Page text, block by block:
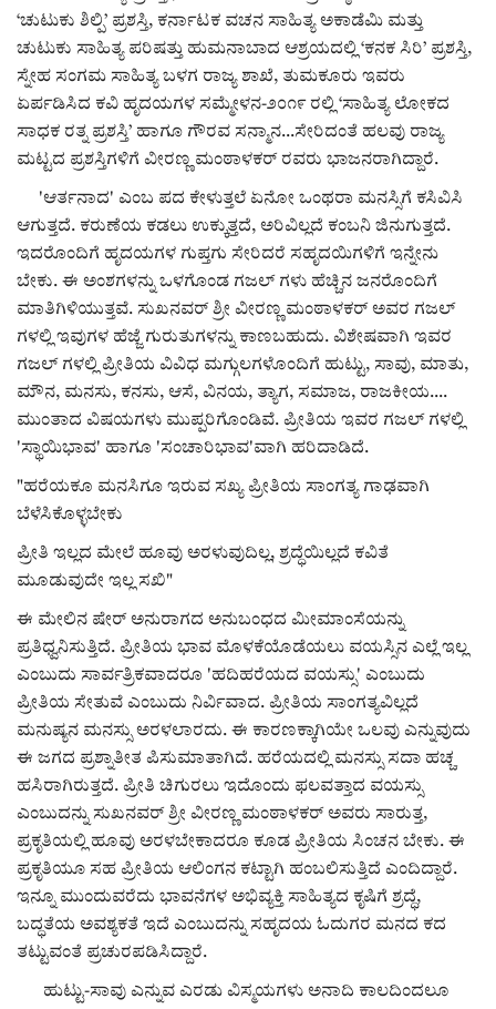
‘ಚುಟುಕು ಶಿಲ್ಪಿ’ ಪ್ರಶಸ್ತಿ, ಕರ್ನಾಟಕ ವಚನ ಸಾಹಿತ್ಯ ಅಕಾಡೆಮಿ ಮತ್ತು
ಚುಟುಕು ಸಾಹಿತ್ಯ ಪರಿಷತ್ತು ಹುಮನಾಬಾದ ಆಶ್ರಯದಲ್ಲಿ ‘ಕನಕ ಸಿರಿ’ ಪ್ರಶಸ್ತಿ,
ಸ್ನೇಹ ಸಂಗಮ ಸಾಹಿತ್ಯ ಬಳಗ ರಾಜ್ಯ ಶಾಖೆ, ತುಮಕೂರು ಇವರು
ಏರ್ಪಡಿಸಿದ ಕವಿ ಹೃದಯಗಳ ಸಮ್ಮೇಳನ-೨೦೧೯ ರಲ್ಲಿ ‘ಸಾಹಿತ್ಯ ಲೋಕದ
ಸಾಧಕ ರತ್ನ ಪ್ರಶಸ್ತಿ’ ಹಾಗೂ ಗೌರವ ಸನ್ಮಾನ...ಸೇರಿದಂತೆ ಹಲವು ರಾಜ್ಯ
ಮಟ್ಟದ ಪ್ರಶಸ್ತಿಗಳಿಗೆ ವೀರಣ್ಣ ಮಂಠಾಳಕರ್ ರವರು ಭಾಜನರಾಗಿದ್ದಾರೆ.
‌‌‌‌‌‌‌'ಆರ್ತನಾದ' ಎಂಬ ಪದ ಕೇಳುತ್ತಲೆ ಏನೋ ಒಂಥರಾ ಮನಸ್ಸಿಗೆ ಕಸಿವಿಸಿ
ಆಗುತ್ತದೆ. ಕರುಣೆಯ ಕಡಲು ಉಕ್ಕುತ್ತದೆ, ಅರಿವಿಲ್ಲದೆ ಕಂಬನಿ ಜಿನುಗುತ್ತದೆ.
ಇದರೊಂದಿಗೆ ಹೃದಯಗಳ ಗುಪ್ತಗು ಸೇರಿದರೆ ಸಹೃದಯಿಗಳಿಗೆ ಇನ್ನೇನು
ಬೇಕು. ಈ ಅಂಶಗಳನ್ನು ಒಳಗೊಂಡ ಗಜಲ್ ಗಳು ಹೆಚ್ಚಿನ ಜನರೊಂದಿಗೆ
ಮಾತಿಗಿಳಿಯುತ್ತವೆ. ಸುಖನವರ್ ಶ್ರೀ ವೀರಣ್ಣ ಮಂಠಾಳಕರ್ ಅವರ ಗಜಲ್
ಗಳಲ್ಲಿ ಇವುಗಳ ಹೆಜ್ಜೆ ಗುರುತುಗಳನ್ನು ಕಾಣಬಹುದು. ವಿಶೇಷವಾಗಿ ಇವರ
ಗಜಲ್ ಗಳಲ್ಲಿ ಪ್ರೀತಿಯ ವಿವಿಧ ಮಗ್ಗುಲಗಳೊಂದಿಗೆ ಹುಟ್ಟು, ಸಾವು, ಮಾತು,
ಮೌನ, ಮನಸು, ಕನಸು, ಆಸೆ, ವಿನಯ, ತ್ಯಾಗ, ಸಮಾಜ, ರಾಜಕೀಯ....
ಮುಂತಾದ ವಿಷಯಗಳು ಮುಪ್ಪರಿಗೊಂಡಿವೆ. ಪ್ರೀತಿಯ ಇವರ ಗಜಲ್ ಗಳಲ್ಲಿ
'ಸ್ಥಾಯಿಭಾವ' ಹಾಗೂ 'ಸಂಚಾರಿಭಾವ'ವಾಗಿ ಹರಿದಾಡಿದೆ.
"ಹರೆಯಕೂ ಮನಸಿಗೂ ಇರುವ ಸಖ್ಯ ಪ್ರೀತಿಯ ಸಾಂಗತ್ಯ ಗಾಢವಾಗಿ
ಬೆಳೆಸಿಕೊಳ್ಳಬೇಕು
ಪ್ರೀತಿ ಇಲ್ಲದ ಮೇಲೆ ಹೂವು ಅರಳುವುದಿಲ್ಲ, ಶ್ರದ್ಧೆಯಿಲ್ಲದೆ ಕವಿತೆ
ಮೂಡುವುದೇ ಇಲ್ಲ ಸಖಿ"
ಈ ಮೇಲಿನ ಷೇರ್ ಅನುರಾಗದ ಅನುಬಂಧದ ಮೀಮಾಂಸೆಯನ್ನು
ಪ್ರತಿಧ್ವನಿಸುತ್ತಿದೆ. ಪ್ರೀತಿಯ ಭಾವ ಮೊಳಕೆಯೊಡೆಯಲು ವಯಸ್ಸಿನ ಎಲ್ಲೆ ಇಲ್ಲ
ಎಂಬುದು ಸಾರ್ವತ್ರಿಕವಾದರೂ 'ಹದಿಹರೆಯದ ವಯಸ್ಸು' ಎಂಬುದು
ಪ್ರೀತಿಯ ಸೇತುವೆ ಎಂಬುದು ನಿರ್ವಿವಾದ. ಪ್ರೀತಿಯ ಸಾಂಗತ್ಯವಿಲ್ಲದೆ
ಮನುಷ್ಯನ ಮನಸ್ಸು ಅರಳಲಾರದು. ಈ ಕಾರಣಕ್ಕಾಗಿಯೇ ಒಲವು ಎನ್ನುವುದು
ಈ ಜಗದ ಪ್ರಶ್ನಾತೀತ ಪಿಸುಮಾತಾಗಿದೆ. ಹರೆಯದಲ್ಲಿ ಮನಸ್ಸು ಸದಾ ಹಚ್ಚ
ಹಸಿರಾಗಿರುತ್ತದೆ. ಪ್ರೀತಿ ಚಿಗುರಲು ಇದೊಂದು ಫಲವತ್ತಾದ ವಯಸ್ಸು
ಎಂಬುದನ್ನು ಸುಖನವರ್ ಶ್ರೀ ವೀರಣ್ಣ ಮಂಠಾಳಕರ್ ಅವರು ಸಾರುತ್ತ,
ಪ್ರಕೃತಿಯಲ್ಲಿ ಹೂವು ಅರಳಬೇಕಾದರೂ ಕೂಡ ಪ್ರೀತಿಯ ಸಿಂಚನ ಬೇಕು. ಈ
ಪ್ರಕೃತಿಯೂ ಸಹ ಪ್ರೀತಿಯ ಆಲಿಂಗನ ಕಟ್ಟಾಗಿ ಹಂಬಲಿಸುತ್ತಿದೆ ಎಂದಿದ್ದಾರೆ.
ಇನ್ನೂ ಮುಂದುವರೆದು ಭಾವನೆಗಳ ಅಭಿವ್ಯಕ್ತಿ ಸಾಹಿತ್ಯದ ಕೃಷಿಗೆ ಶ್ರದ್ಧೆ,
ಬದ್ಧತೆಯ ಅವಶ್ಯಕತೆ ಇದೆ ಎಂಬುದನ್ನು ಸಹೃದಯ ಓದುಗರ ಮನದ ಕದ
ತಟ್ಟುವಂತೆ ಪ್ರಚುರಪಡಿಸಿದ್ದಾರೆ.
ಹುಟ್ಟು-ಸಾವು ಎನ್ನುವ ಎರಡು ವಿಸ್ಮಯಗಳು ಅನಾದಿ ಕಾಲದಿಂದಲೂ